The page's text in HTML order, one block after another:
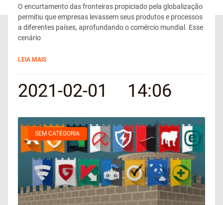
O encurtamento das fronteiras propiciado pela globalização
permitiu que empresas levassem seus produtos e processos
a diferentes países, aprofundando o comércio mundial. Esse
cenário
LEIA MAIS
2021-02-01 14:06
SEM CATEGORIA